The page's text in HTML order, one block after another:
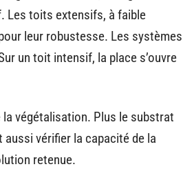
Les toits extensifs, à faible
leur robustesse. Les systèmes
un toit intensif, la place s’ouvre
végétalisation. Plus le substrat
vérifier la capacité de la
retenue.